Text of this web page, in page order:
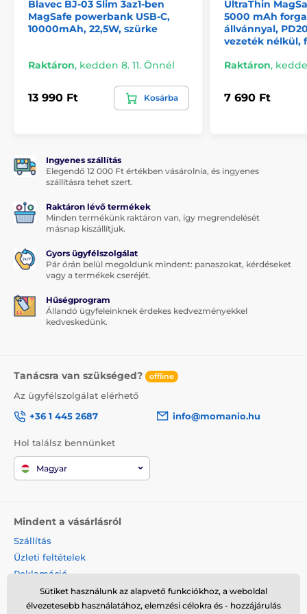
A túlfeszültség, túlmelegedés, túláram és egyéb
potenciális veszélyek elleni védelmi rendszer megvédi
készülékét és powerbankját a károsodástól.
USB-C (férfi)
csatlakozó.
Bemeneti/kimeneti áram:
Blavec BJ-03 Slim 3az1-ben
MagSafe powerbank USB-C,
10000mAh, 22,5W, szürke
Raktáron, kedden 8. 11. Önnél
13 990 Ft Kosárba
UltraThin
5000 mAh
állvánnyal,
vezeték nélkül,
Raktáron,
7 690 Ft
Ingyenes szállítás
Elegendő 12 000 Ft értékben vásárolnia, és ingyenes
szállításra tehet szert.
Raktáron lévő termékek
Minden termékünk raktáron van, így megrendelését
másnap kiszállítjuk.
Gyors ügyfélszolgálat
Pár órán belül megoldunk mindent: panaszokat, kérdéseket
vagy a termékek cseréjét.
Hűségprogram
Állandó ügyfeleinknek érdekes kedvezményekkel
kedveskedünk.
Tanácsra van szükséged? offline
Az ügyfélszolgálat elérhető
+36 1 445 2687
info@momanio.hu
Hol találsz bennünket
Magyar
Mindent a vásárlásról
Szállítás
Üzleti feltételek
Reklamáció
Termék visszaküldése
Termék cseréje
Sütiket használunk az alapvető funkciókhoz, a weboldal
élvezetesebb használatához, elemzési célokra és - hozzájárulás